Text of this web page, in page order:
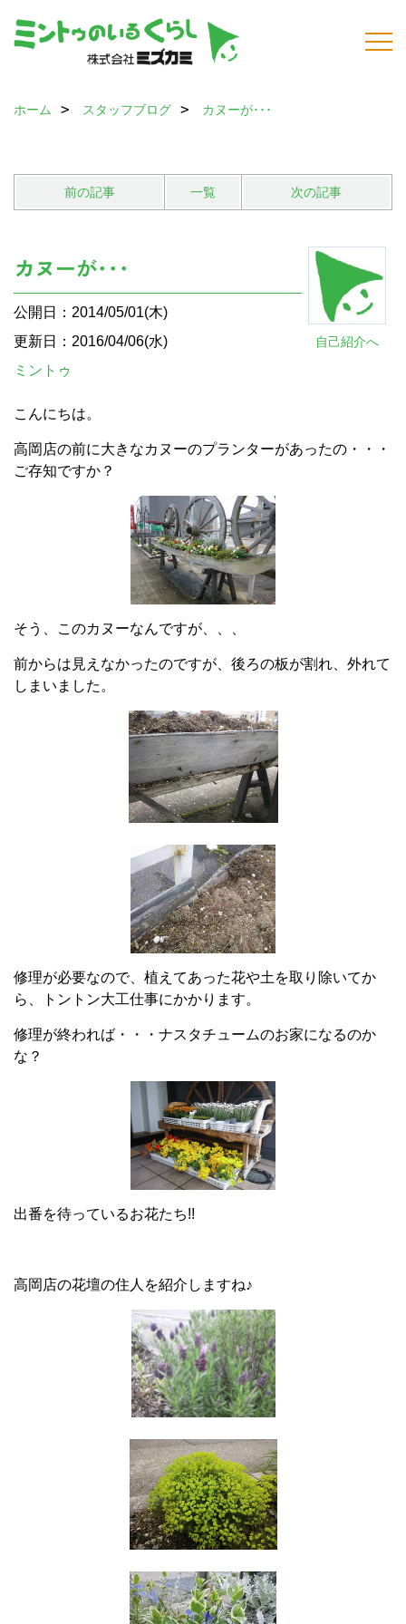
ホーム スタッフブログ カヌーが･･･
前の記事 一覧 次の記事
自己紹介へ
カヌーが･･･
公開日：2014/05/01(木)
更新日：2016/04/06(水)
ミントゥ
こんにちは。
高岡店の前に大きなカヌーのプランターがあったの・・・
ご存知ですか？
そう、このカヌーなんですが、、、
前からは見えなかったのですが、後ろの板が割れ、外れて
しまいました。
修理が必要なので、植えてあった花や土を取り除いてか
ら、トントン大工仕事にかかります。
修理が終われば・・・ナスタチュームのお家になるのか
な？
出番を待っているお花たち!!
高岡店の花壇の住人を紹介しますね♪